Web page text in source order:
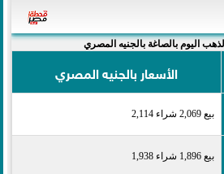
اليوم بالصاغة بالجنيه المصري
الأسعار بالجنيه المصري
بيع 2,069 شراء 2,114
بيع 1,896 شراء 1,938